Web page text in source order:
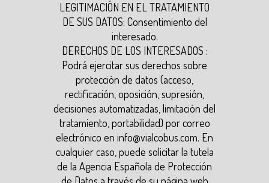
LEGITIMACIÓN EN EL TRATAMIENTO
DE SUS DATOS: Consentimiento del
interesado.
DERECHOS DE LOS INTERESADOS :
Podrá ejercitar sus derechos sobre
protección de datos (acceso,
rectificación, oposición, supresión,
decisiones automatizadas, limitación del
tratamiento, portabilidad) por correo
electrónico en info@vialcobus.com. En
cualquier caso, puede solicitar la tutela
de la Agencia Española de Protección